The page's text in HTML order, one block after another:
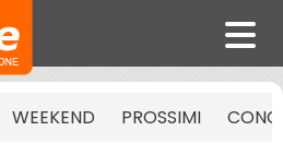
WEEKEND PROSSIMI